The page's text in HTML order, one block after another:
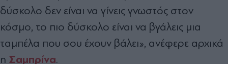
δύσκολο δεν είναι να γίνεις γνωστός στον
κόσμο, το πιο δύσκολο είναι να βγάλεις μια
ταμπέλα που σου έχουν βάλει», ανέφερε αρχικά
η Σαμπρίνα.